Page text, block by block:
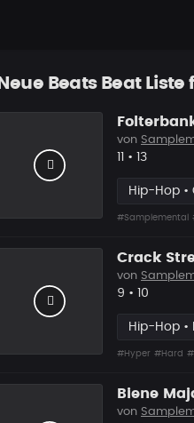
Neue Beats Beat
von
Likes
• 13
Hip-Hop •
#Samplemental
Crack
von
Likes
9 • 10
Hip-Hop •
#Hyper #Hard
Biene
von